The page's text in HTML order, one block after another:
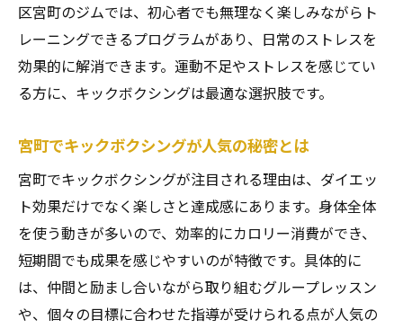
区宮町のジムでは、初心者でも無理なく楽しみながらト
レーニングできるプログラムがあり、日常のストレスを
効果的に解消できます。運動不足やストレスを感じてい
る方に、キックボクシングは最適な選択肢です。
宮町でキックボクシングが人気の秘密とは
宮町でキックボクシングが注目される理由は、ダイエッ
ト効果だけでなく楽しさと達成感にあります。身体全体
を使う動きが多いので、効率的にカロリー消費ができ、
短期間でも成果を感じやすいのが特徴です。具体的に
は、仲間と励まし合いながら取り組むグループレッスン
や、個々の目標に合わせた指導が受けられる点が人気の